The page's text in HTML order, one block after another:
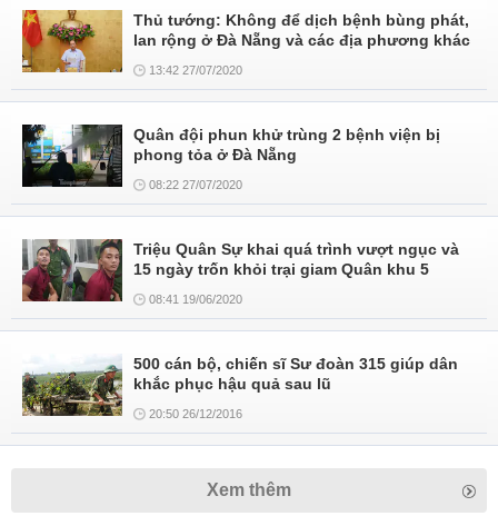
Thủ tướng: Không để dịch bệnh bùng phát,
lan rộng ở Đà Nẵng và các địa phương khác
13:42 27/07/2020
Quân đội phun khử trùng 2 bệnh viện bị
phong tỏa ở Đà Nẵng
08:22 27/07/2020
Triệu Quân Sự khai quá trình vượt ngục và
15 ngày trốn khỏi trại giam Quân khu 5
08:41 19/06/2020
500 cán bộ, chiến sĩ Sư đoàn 315 giúp dân
khắc phục hậu quả sau lũ
20:50 26/12/2016
Xem thêm